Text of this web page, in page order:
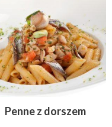
Penne z dorszem